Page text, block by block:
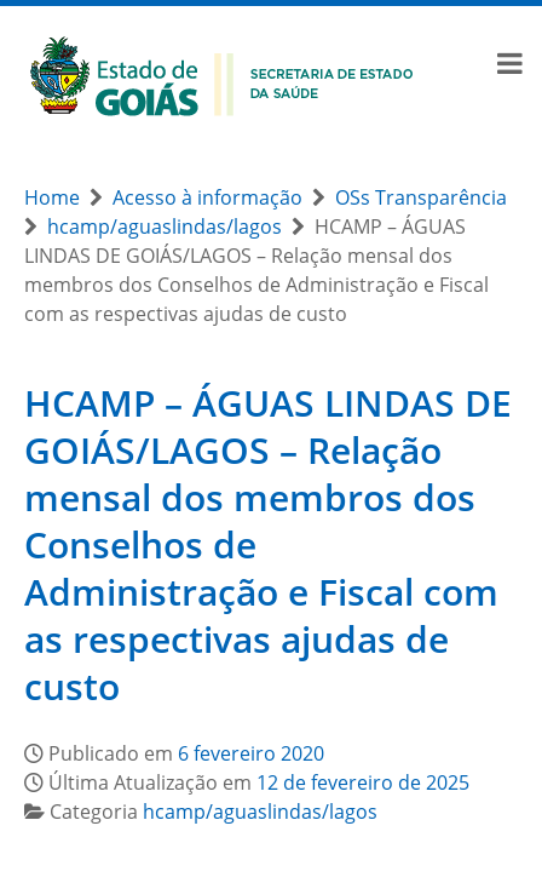
Home Acesso à informação
OSs Transparência
hcamp/aguaslindas/lagos
HCAMP – ÁGUAS
LINDAS DE GOIÁS/LAGOS – Relação mensal dos
membros dos Conselhos de Administração e Fiscal
com as respectivas ajudas de custo
HCAMP – ÁGUAS LINDAS DE
GOIÁS/LAGOS – Relação
mensal dos membros dos
Conselhos de
Administração e Fiscal com
as respectivas ajudas de
custo
Publicado em 6 fevereiro 2020
Última Atualização em 12 de fevereiro de 2025
Categoria hcamp/aguaslindas/lagos